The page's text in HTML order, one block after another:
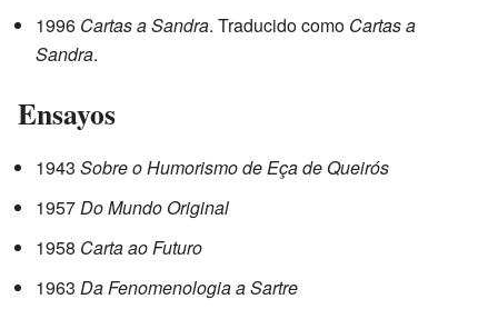
1996 Cartas a Sandra. Traducido como Cartas a
Sandra.
Ensayos
1943 Sobre o Humorismo de Eça de Queirós
1957Do Mundo Original
1958 Carta ao Futuro
1963 Da Fenomenologia a Sartre